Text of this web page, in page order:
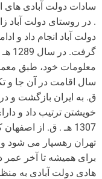
. در روستای دولت آباد
دولت آباد انجام داد و
معلومات خود، طبق
ق. به ایران بازگشت و
1307 هـ . ق. از
تهران رهسپار می شود
برای همیشه تا آخر عمر
هادی دولت آبادی به